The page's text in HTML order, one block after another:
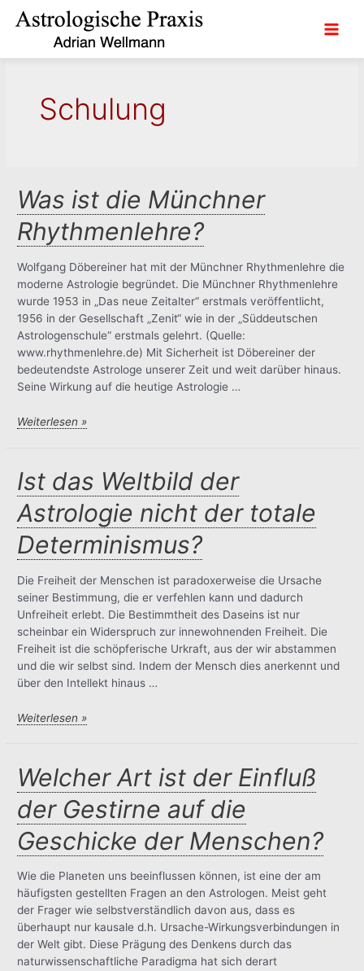
Inhalt
Main
Schulung
Was ist die Münchner
Rhythmenlehre?
Wolfgang Döbereiner hat mit der Münchner Rhythmenlehre die
moderne Astrologie begründet. Die Münchner Rhythmenlehre
wurde 1953 in „Das neue Zeitalter“ erstmals veröffentlicht,
1956 in der Gesellschaft „Zenit“ wie in der „Süddeutschen
Astrologenschule“ erstmals gelehrt. (Quelle:
www.rhythmenlehre.de) Mit Sicherheit ist Döbereiner der
bedeutendste Astrologe unserer Zeit und weit darüber hinaus.
Seine Wirkung auf die heutige Astrologie …
Was
Münchner
Rhythmenlehre?
Weiterlesen »
Ist das Weltbild der
Astrologie nicht der totale
Determinismus?
Die Freiheit der Menschen ist paradoxerweise die Ursache
seiner Bestimmung, die er verfehlen kann und dadurch
Unfreiheit erlebt. Die Bestimmtheit des Daseins ist nur
scheinbar ein Widerspruch zur innewohnenden Freiheit. Die
Freiheit ist die schöpferische Urkraft, aus der wir abstammen
und die wir selbst sind. Indem der Mensch dies anerkennt und
über den Intellekt hinaus …
Ist
der
Astrologie
nicht
der
totale
Determinismus?
Weiterlesen »
Welcher Art ist der Einfluß
der Gestirne auf die
Geschicke der Menschen?
Wie die Planeten uns beeinflussen können, ist eine der am
häufigsten gestellten Fragen an den Astrologen. Meist geht
der Frager wie selbstverständlich davon aus, dass es
überhaupt nur kausale d.h. Ursache-Wirkungsverbindungen in
der Welt gibt. Diese Prägung des Denkens durch das
naturwissenschaftliche Paradigma hat sich derart